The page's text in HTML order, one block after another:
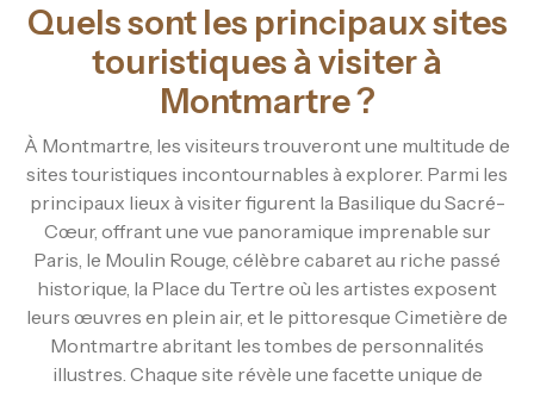
Quels sont les principaux sites
touristiques à visiter à
Montmartre ?
À Montmartre, les visiteurs trouveront une multitude de
sites touristiques incontournables à explorer. Parmi les
principaux lieux à visiter figurent la Basilique du Sacré-
Cœur, offrant une vue panoramique imprenable sur
Paris, le Moulin Rouge, célèbre cabaret au riche passé
historique, la Place du Tertre où les artistes exposent
leurs œuvres en plein air, et le pittoresque Cimetière de
Montmartre abritant les tombes de personnalités
illustres. Chaque site révèle une facette unique de